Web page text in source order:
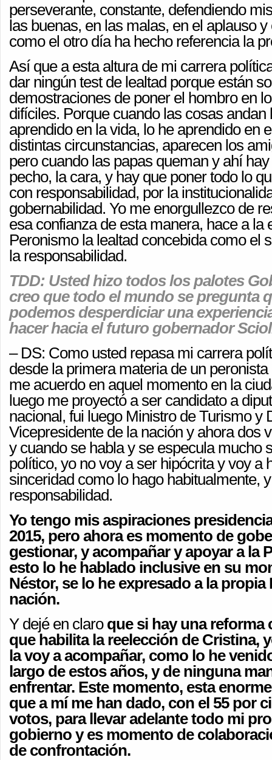
perseverante, constante, defendiendo
las buenas, en las malas, en el aplauso
como el otro día ha hecho referencia la
Así que a esta altura de mi carrera
dar ningún test de lealtad porque están
demostraciones de poner el hombro en
difíciles. Porque cuando las cosas andan
aprendido en la vida, lo he aprendido en
distintas circunstancias, aparecen los
pero cuando las papas queman y ahí
pecho, la cara, y hay que poner todo lo
con responsabilidad, por la
gobernabilidad. Yo me enorgullezco de
esa confianza de esta manera, hace a la
Peronismo la lealtad concebida como el
la responsabilidad.
TDD: Usted hizo todos los palotes
creo que todo el mundo se pregunta
podemos desperdiciar una
hacer hacia el futuro gobernador
– DS: Como usted repasa mi carrera
desde la primera materia de un
me acuerdo en aquel momento en la
luego me proyectó a ser candidato a
nacional, fui luego Ministro de Turismo y
Vicepresidente de la nación y ahora dos
y cuando se habla y se especula mucho
político, yo no voy a ser hipócrita y voy a
sinceridad como lo hago habitualmente,
responsabilidad.
Yo tengo mis aspiraciones
2015, pero ahora es momento de
gestionar, y acompañar y apoyar a la
esto lo he hablado inclusive en su
Néstor, se lo he expresado a la propia
nación.
Y dejé en claro que si hay una
que habilita la reelección de Cristina,
la voy a acompañar, como lo he
largo de estos años, y de ninguna
enfrentar. Este momento, esta
que a mí me han dado, con el 55 por
votos, para llevar adelante todo mi
gobierno y es momento de
de confrontación.